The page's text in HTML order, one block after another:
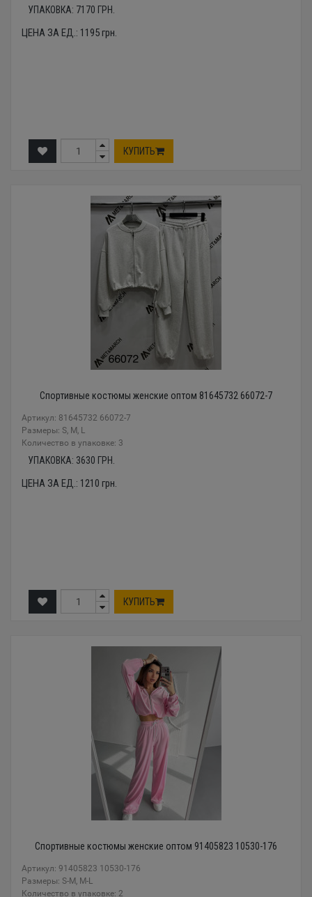
УПАКОВКА: 7170 ГРН.
ЦЕНА ЗА ЕД.: 1195грн.
КУПИТЬ
Спортивные костюмы женские оптом 81645732 66072-7
Артикул: 81645732 66072-7
Размеры: S, M, L
Количество в упаковке: 3
УПАКОВКА: 3630 ГРН.
ЦЕНА ЗА ЕД.: 1210 грн.
КУПИТЬ
Спортивные костюмы женские оптом 91405823 10530-176
Артикул: 91405823 10530-176
Размеры: S-M, M-L
Количество в упаковке: 2